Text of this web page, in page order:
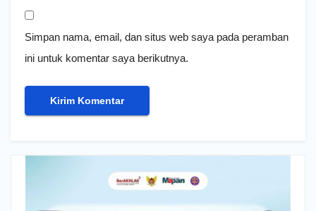
Simpan nama, email, dan situs web saya pada peramban
ini untuk komentar saya berikutnya.